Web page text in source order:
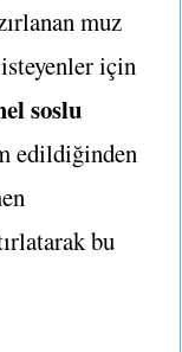
muz
için
soslu
edildiğinden
bu